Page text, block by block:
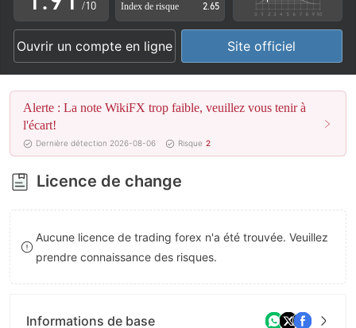
2
3
4
5
6
7
8
9
2
3
4
6
7
8
9
/10
Index de risque
2.65
Ouvrir un compte en ligne Site officiel
Alerte : La note WikiFX trop faible, veuillez vous tenir à
l'écart!
Dernière détection 2026-08-06 Risque 2
Licence de change
Aucune licence de trading forex n'a été trouvée. Veuillez
prendre connaissance des risques.
Informations de base